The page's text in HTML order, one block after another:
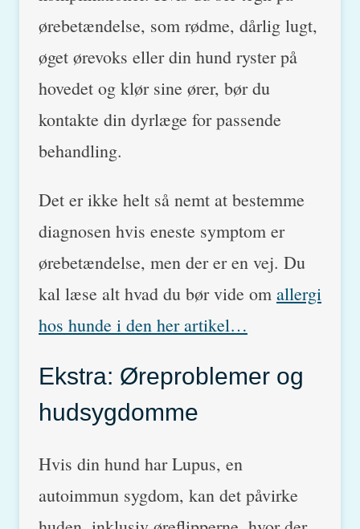
ørebetændelse, som rødme, dårlig lugt,
øget ørevoks eller din hund ryster på
hovedet og klør sine ører, bør du
kontakte din dyrlæge for passende
behandling.
Det er ikke helt så nemt at bestemme
diagnosen hvis eneste symptom er
ørebetændelse, men der er en vej. Du
kal læse alt hvad du bør vide om allergi
hos hunde i den her artikel…
Ekstra: Øreproblemer og
hudsygdomme
Hvis din hund har Lupus, en
autoimmun sygdom, kan det påvirke